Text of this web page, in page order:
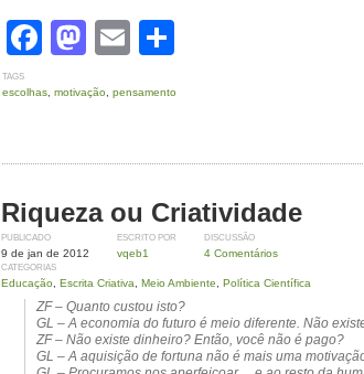
Facebook
Mastodon
Email
TAGS
escolhas motivação pensamento
Riqueza ou Criatividade
PUBLICADO
9 de jan de 2012
ESCRITO POR
vqeb1
DISCUSSÃO
4 Comentários
CATEGORIAS
Educação Escrita Criativa Meio Ambiente Política Científica
ZF – Quanto custou isto?
GL – A economia do futuro é meio diferente. Não
ZF – Não existe dinheiro? Então, você não é pago?
GL – A aquisição de fortuna não é mais uma